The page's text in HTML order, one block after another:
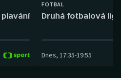
plavání
FOTBAL
Druhá fotbalová
Dnes, 17:35-19:55